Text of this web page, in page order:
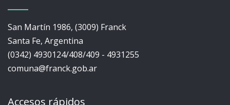
San Martín 1986, (3009) Franck
Santa Fe, Argentina
(0342) 4930124/408/409 - 4931255
comuna@franck.gob.ar
Accesos rápidos